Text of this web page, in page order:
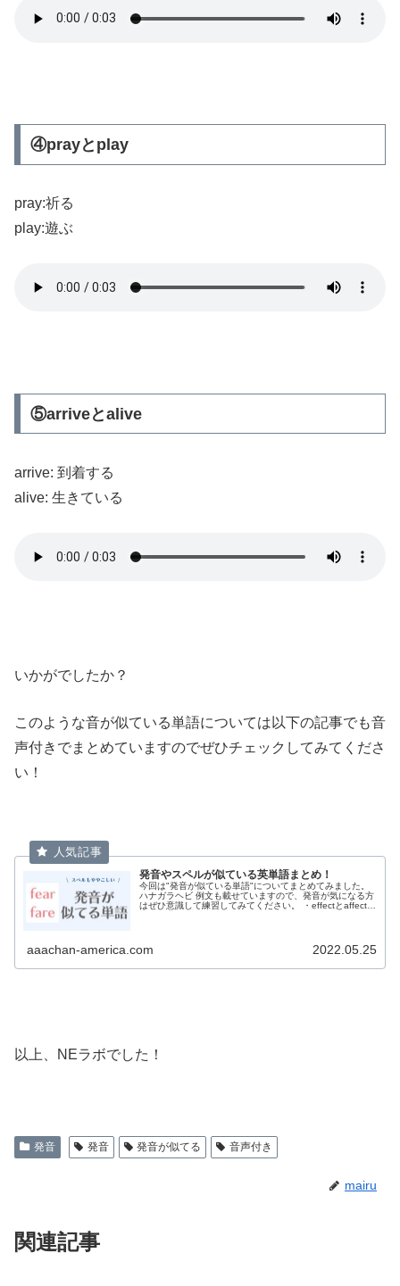
④prayとplay
pray:祈る
play:遊ぶ
⑤arriveとalive
arrive: 到着する
alive: 生きている
いかがでしたか？
このような音が似ている単語については以下の記事でも音
声付きでまとめていますのでぜひチェックしてみてくださ
い！
発音やスペルが似ている英単語まとめ！
今回は"発音が似ている単語"についてまとめてみました。
ハナガラヘビ 例文も載せていますので、発音が気になる方
はぜひ意識して練習してみてください。 ・effectとaffect
aaachan-america.com 2022.05.25
以上、NEラボでした！
発音 発音 発音が似てる 音声付き
mairu
関連記事